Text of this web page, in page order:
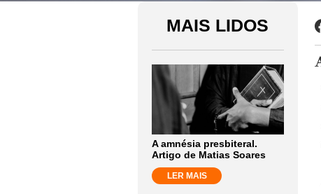
MAIS LIDOS
A amnésia presbiteral.
Artigo de Matias Soares
LER MAIS